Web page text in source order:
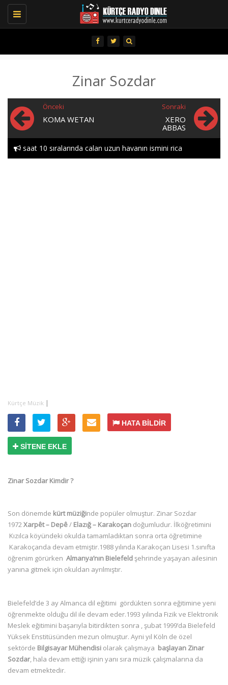
Toggle
navigation
Zinar Sozdar
Önceki
KOMA WETAN
Sonraki
XERO
ABBAS
saat 10 sıralarında calan uzun havanın ismini rica
Hozan aytactan doxtor..
Kürtçe Müzik |
HATA BİLDİR
SİTENE EKLE
Zinar Sozdar Kimdir ?
Son dönemde kürt müziğinde popüler olmuştur. Zinar Sozdar
1972Xarpêt – Depê/ Elazığ – Karakoçan doğumludur. İlköğretimini
Kızılca köyündeki okulda tamamladıktan sonra orta öğretimine
Karakoçanda devam etmiştir.1988 yılında Karakoçan Lisesi 1.sınıfta
öğrenim görürken Almanya’nın Bielefeldşehrinde yaşayan ailesinin
yanına gitmek için okuldan ayrılmıştır.
Bielefeld’de 3 ay Almanca dil eğitimi gördükten sonra eğitimine yeni
öğrenmekte olduğu dil ile devam eder.1993 yılında Fizik ve Elektronik
Meslek eğitimini başarıyla bitirdikten sonra , şubat 1999’da Bielefeld
Yüksek Enstitüsünden mezun olmuştur. Ayni yıl Köln de özel
sektörde Bilgisayar Mühendisi olarak çalışmaya başlayan Zinar
Sozdar, hala devam ettiği işinin yanı sıra müzik çalışmalarına da
devam etmektedir.